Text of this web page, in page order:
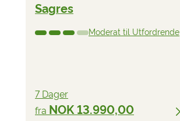
Sagres
Moderat til Utfordrende
7 Dager
fra NOK 13.990,00